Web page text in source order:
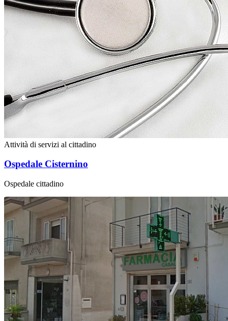
Attività di servizi al cittadino
Ospedale Cisternino
Ospedale cittadino